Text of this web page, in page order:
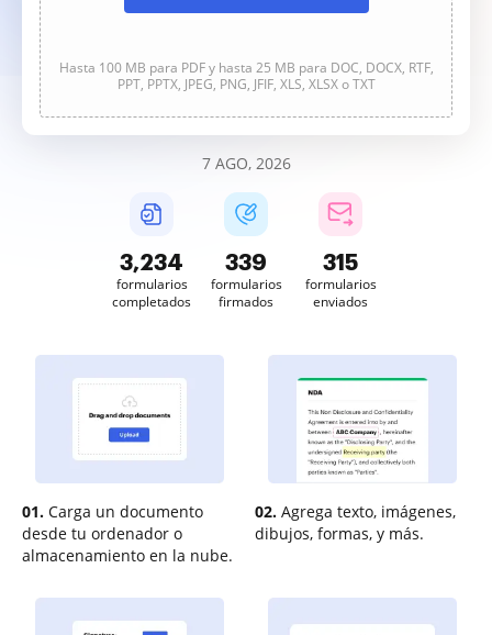
Hasta 100 MB para PDF y hasta 25 MB para DOC, DOCX, RTF,
PPT, PPTX, JPEG, PNG, JFIF, XLS, XLSX o TXT
7 AGO, 2026
3,234
formularios
completados
339
formularios
firmados
315
formularios
enviados
01. Carga un documento
desde tu ordenador o
almacenamiento en la nube.
02. Agrega texto, imágenes,
dibujos, formas, y más.